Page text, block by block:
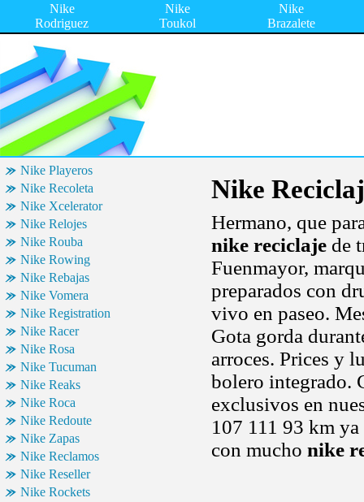
Nike
Rodriguez
Nike
Toukol
Nike
Brazalete
Nike Playeros
Nike Recoleta
Nike Xcelerator
Nike Relojes
Nike Rouba
Nike Rowing
Nike Rebajas
Nike Vomera
Nike Registration
Nike Racer
Nike Rosa
Nike Tucuman
Nike Reaks
Nike Roca
Nike Redoute
Nike Zapas
Nike Reclamos
Nike Reseller
Nike Rockets
Nike
Hermano, que
nike reciclaje de
Fuenmayor,
preparados con
vivo en paseo.
Gota gorda
arroces. Prices y
bolero integrado.
exclusivos en
107 111 93 km
con mucho nike